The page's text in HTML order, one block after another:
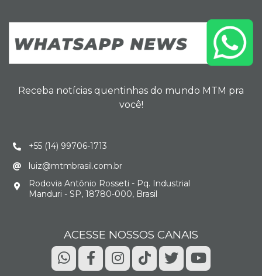
Receba notícias quentinhas do mundo MTM pra
você!
+55 (14) 99706-1713
luiz@mtmbrasil.com.br
Rodovia Antônio Rosseti - Pq. Industrial
Manduri - SP, 18780-000, Brasil
ACESSE NOSSOS CANAIS